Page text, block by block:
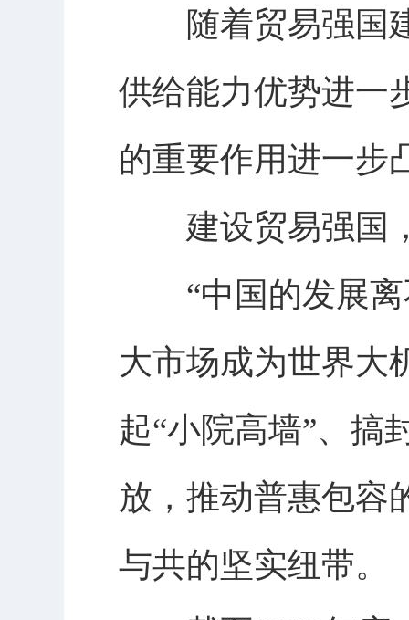
随着贸易强国建
供给能力优势进一
的重要作用进一步
建设贸易强国，
“中国的发展离
大市场成为世界大
起“小院高墙”、搞
放，推动普惠包容
与共的坚实纽带。